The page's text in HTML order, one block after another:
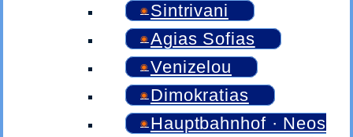
Sintrivani
Agias Sofias
Venizelou
Dimokratias
Hauptbahnhof · Neos